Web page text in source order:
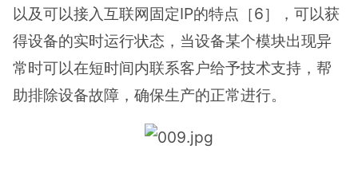
以及可以接入互联网固定IP的特点［6］，可以获
得设备的实时运行状态，当设备某个模块出现异
常时可以在短时间内联系客户给予技术支持，帮
助排除设备故障，确保生产的正常进行。